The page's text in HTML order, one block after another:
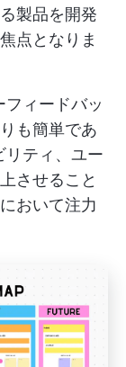
製品を開発
点となりま
ィードバッ
も簡単であ
リティ、ユー
させること
おいて注力